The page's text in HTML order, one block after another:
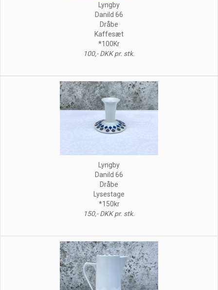
Lyngby
Danild 66
Dråbe
Kaffesæt
*100Kr
100,- DKK pr. stk.
Lyngby
Danild 66
Dråbe
Lysestage
*150kr
150,- DKK pr. stk.